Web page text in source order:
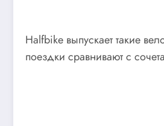
Halfbike выпускает такие
поездки сравнивают с